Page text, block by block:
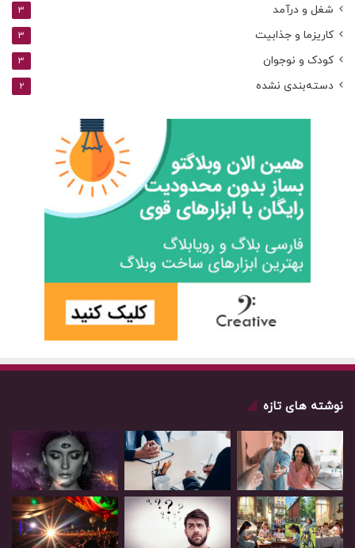
شغل و درآمد 3
کاریزما و جذابیت 3
کودک و نوجوان 3
دسته‌بندی نشده 2
نوشته های تازه